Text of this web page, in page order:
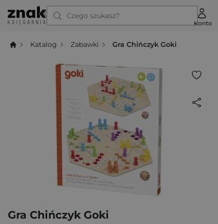
Czego szukasz?
Konto
Katalog Zabawki Gra Chińczyk Goki
Gra Chińczyk Goki